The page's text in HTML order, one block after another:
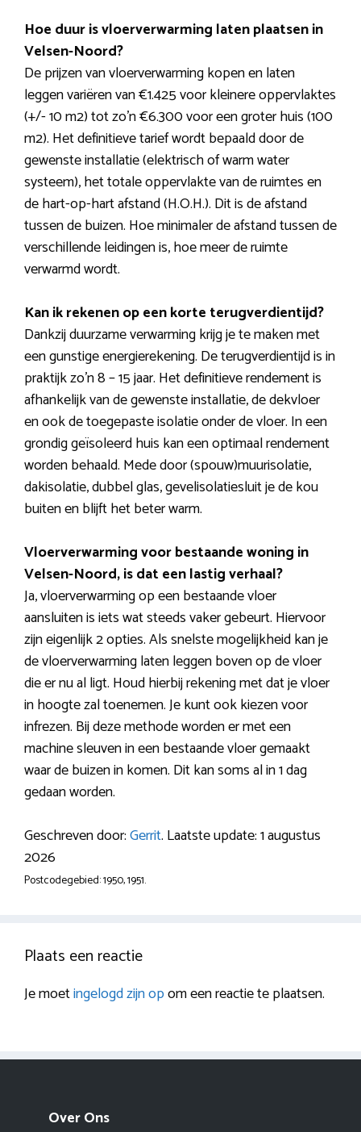
Hoe duur is vloerverwarming laten plaatsen in
Velsen-Noord?
De prijzen van vloerverwarming kopen en laten
leggen variëren van €1.425 voor kleinere oppervlaktes
(+/- 10 m2) tot zo’n €6.300 voor een groter huis (100
m2). Het definitieve tarief wordt bepaald door de
gewenste installatie (elektrisch of warm water
systeem), het totale oppervlakte van de ruimtes en
de hart-op-hart afstand (H.O.H.). Dit is de afstand
tussen de buizen. Hoe minimaler de afstand tussen de
verschillende leidingen is, hoe meer de ruimte
verwarmd wordt.
Kan ik rekenen op een korte terugverdientijd?
Dankzij duurzame verwarming krijg je te maken met
een gunstige energierekening. De terugverdientijd is in
praktijk zo’n 8 – 15 jaar. Het definitieve rendement is
afhankelijk van de gewenste installatie, de dekvloer
en ook de toegepaste isolatie onder de vloer. In een
grondig geïsoleerd huis kan een optimaal rendement
worden behaald. Mede door (spouw)muurisolatie,
dakisolatie, dubbel glas, gevelisolatiesluit je de kou
buiten en blijft het beter warm.
Vloerverwarming voor bestaande woning in
Velsen-Noord, is dat een lastig verhaal?
Ja, vloerverwarming op een bestaande vloer
aansluiten is iets wat steeds vaker gebeurt. Hiervoor
zijn eigenlijk 2 opties. Als snelste mogelijkheid kan je
de vloerverwarming laten leggen boven op de vloer
die er nu al ligt. Houd hierbij rekening met dat je vloer
in hoogte zal toenemen. Je kunt ook kiezen voor
infrezen. Bij deze methode worden er met een
machine sleuven in een bestaande vloer gemaakt
waar de buizen in komen. Dit kan soms al in 1 dag
gedaan worden.
Geschreven door:Gerrit. Laatste update: 1 augustus
2026
Postcodegebied: 1950, 1951.
Plaats een reactie
Je moetingelogd zijn opom een reactie te plaatsen.
Over Ons